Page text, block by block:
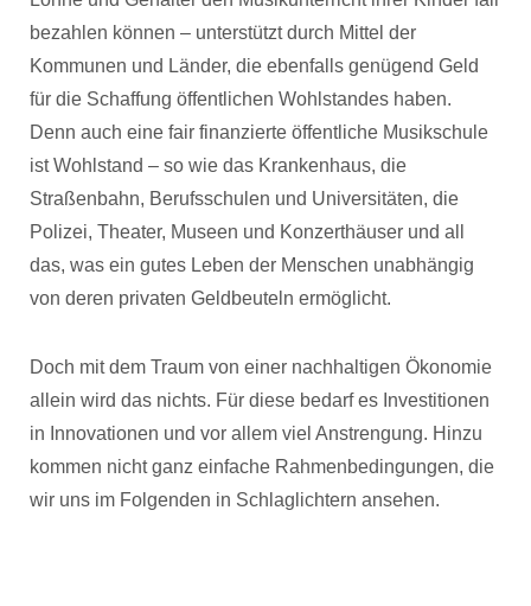
bezahlen können – unterstützt durch Mittel der
Kommunen und Länder, die ebenfalls genügend Geld
für die Schaffung öffentlichen Wohlstandes haben.
Denn auch eine fair finanzierte öffentliche Musikschule
ist Wohlstand – so wie das Krankenhaus, die
Straßenbahn, Berufsschulen und Universitäten, die
Polizei, Theater, Museen und Konzerthäuser und all
das, was ein gutes Leben der Menschen unabhängig
von deren privaten Geldbeuteln ermöglicht.
Doch mit dem Traum von einer nachhaltigen Ökonomie
allein wird das nichts. Für diese bedarf es Investitionen
in Innovationen und vor allem viel Anstrengung. Hinzu
kommen nicht ganz einfache Rahmenbedingungen, die
wir uns im Folgenden in Schlaglichtern ansehen.